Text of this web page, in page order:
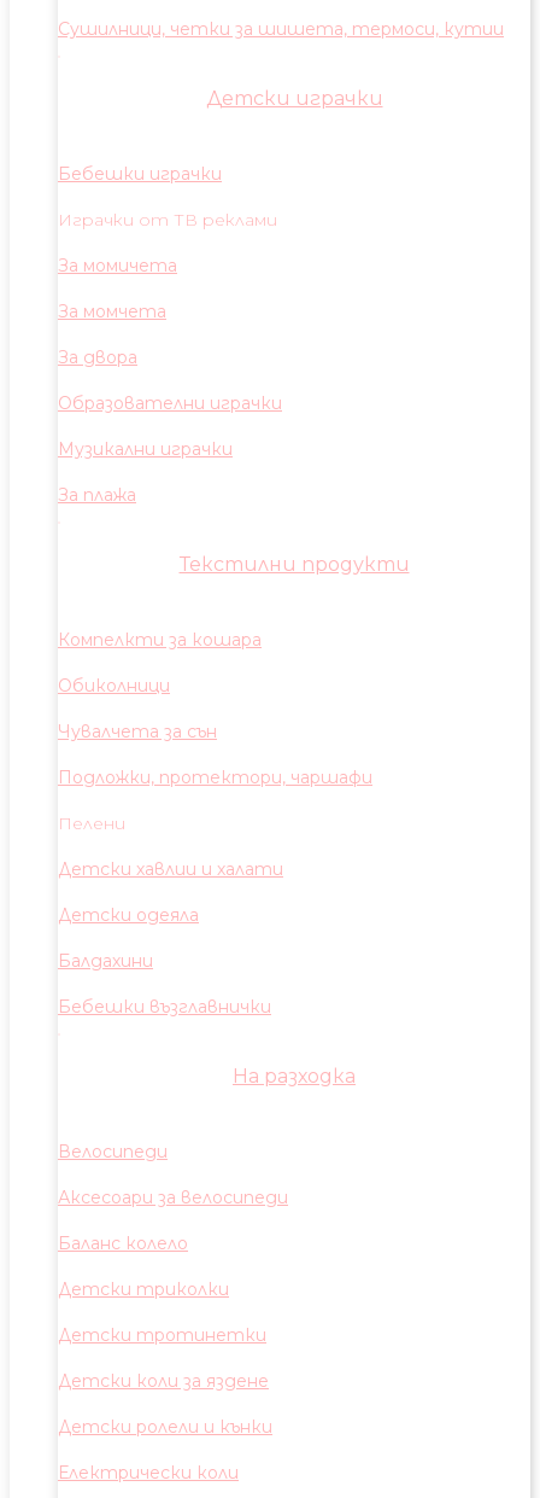
Сушилници, четки за шишета, термоси, кутии
Детски играчки
Бебешки играчки
Играчки от ТВ реклами
За момичета
За момчета
За двора
Образователни играчки
Музикални играчки
За плажа
Текстилни продукти
Компелкти за кошара
Обиколници
Чувалчета за сън
Подложки, протектори, чаршафи
Пелени
Детски хавлии и халати
Детски одеяла
Балдахини
Бебешки възглавнички
На разходка
Велосипеди
Аксесоари за велосипеди
Баланс колело
Детски триколки
Детски тротинетки
Детски коли за яздене
Детски ролели и кънки
Електрически коли